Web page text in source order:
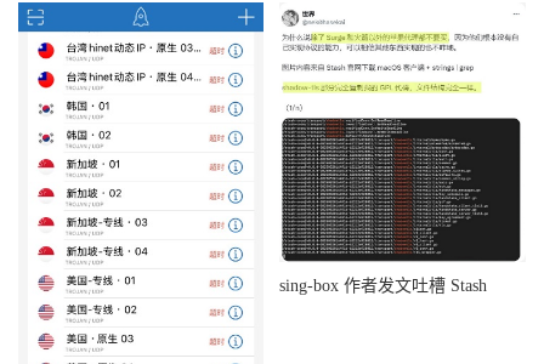
sing-box 作者发文吐槽 Stash